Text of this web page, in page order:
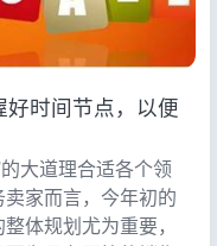
好时间节点，以便
大道理合适各个领
家而言，今年初的
体规划尤为重要，